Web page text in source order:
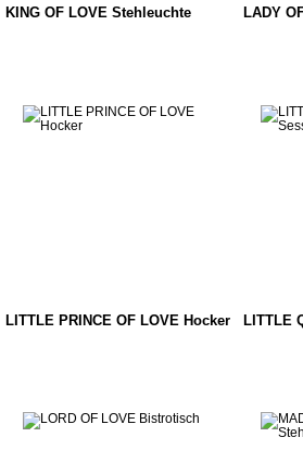
KING OF LOVE Stehleuchte LADY
LITTLE PRINCE OF LOVE Hocker LITTLE